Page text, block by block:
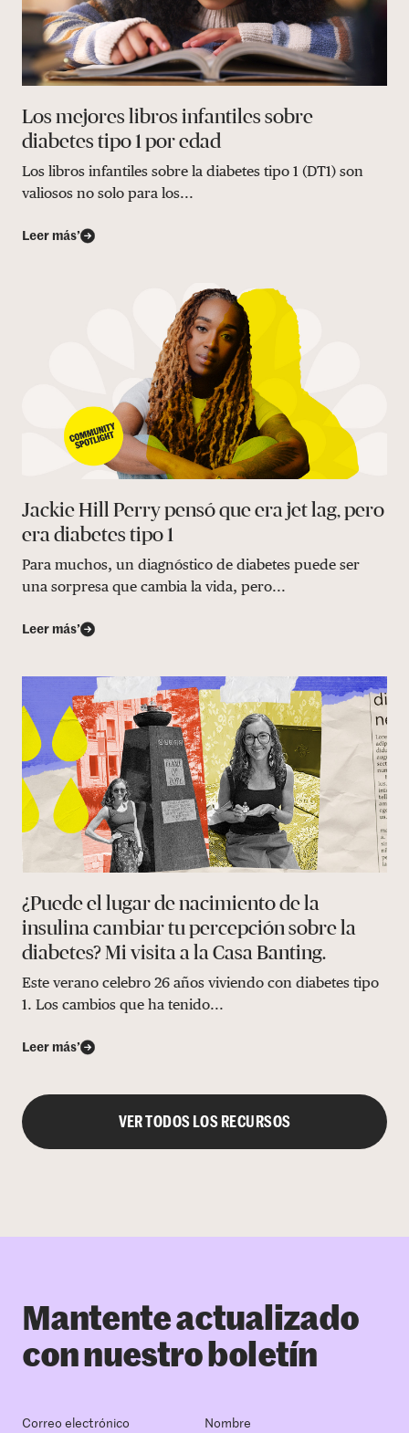
Los mejores libros infantiles sobre
diabetes tipo 1 por edad
Los libros infantiles sobre la diabetes tipo 1 (DT1) son
valiosos no solo para los...
Leer más’
Jackie Hill Perry pensó que era jet lag, pero
era diabetes tipo 1
Para muchos, un diagnóstico de diabetes puede ser
una sorpresa que cambia la vida, pero...
Leer más’
¿Puede el lugar de nacimiento de la
insulina cambiar tu percepción sobre la
diabetes? Mi visita a la Casa Banting.
Este verano celebro 26 años viviendo con diabetes tipo
1. Los cambios que ha tenido...
Leer más’
VER TODOS LOS RECURSOS
Mantente actualizado
con nuestro boletín